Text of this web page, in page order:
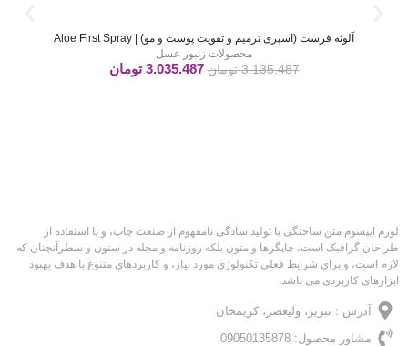
آلوئه فرست (اسپری ترمیم و تقویت پوست و مو) | Aloe First Spray
محصولات زنبور عسل
3.135.487 تومان 3.035.487 تومان
لورم ایپسوم متن ساختگی با تولید سادگی نامفهوم از صنعت چاپ، و با استفاده از
طراحان گرافیک است، چاپگرها و متون بلکه روزنامه و مجله در ستون و سطرآنچنان که
لازم است، و برای شرایط فعلی تکنولوژی مورد نیاز، و کاربردهای متنوع با هدف بهبود
ابزارهای کاربردی می باشد.
آدرس : تبریز، ولیعصر، کریمخان
مشاور محصول: 09050135878